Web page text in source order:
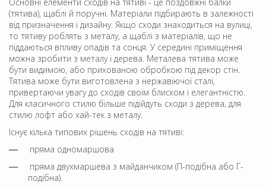
(тятива), щаблі й поручні. Матеріали підбирають в залежності
від призначення і дизайну. Якщо сходи знаходиться на вулиці,
то тятиву роблять з металу, а щаблі з матеріалів, що не
піддаються впливу опадів та сонця. У середині приміщення
можна зробити з металу і дерева. Металева тятива може
бути видимою, або прихованою обробкою під декор стін.
Тятива може бути виготовлена ​​з нержавіючої сталі,
привертаючи увагу до сходів своїм блиском і елегантністю.
Для класичного стилю більше підійдуть сходи з дерева, для
стилю лофт або хай-тек з металу.
Існує кілька типових рішень сходів на тятиві:
пряма одномаршова
пряма двухмаршева з майданчиком (П-подібна або Г-
подібна).